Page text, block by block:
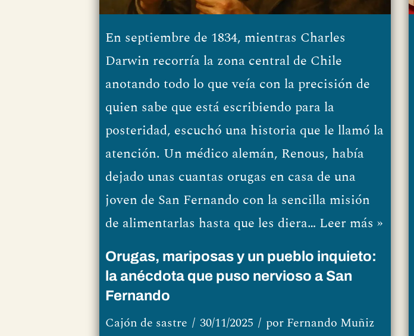
En septiembre de 1834, mientras Charles
Darwin recorría la zona central de Chile
anotando todo lo que veía con la precisión de
quien sabe que está escribiendo para la
posteridad, escuchó una historia que le llamó la
atención. Un médico alemán, Renous, había
dejado unas cuantas orugas en casa de una
joven de San Fernando con la sencilla misión
de alimentarlas hasta que les diera… Leer más »
Orugas, mariposas y un pueblo inquieto:
la anécdota que puso nervioso a San
Fernando
Cajón de sastre 30/11/2025 por Fernando Muñiz